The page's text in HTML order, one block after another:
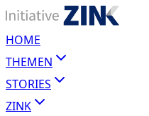
HOME
THEMEN
STORIES
ZINK